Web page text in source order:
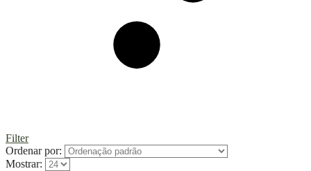
Filter
Ordenar por:
Mostrar: